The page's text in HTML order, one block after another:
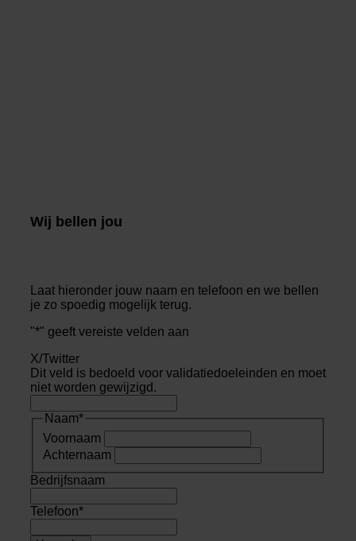
Wij bellen jou
Laat hieronder jouw naam en telefoon en we bellen
je zo spoedig mogelijk terug.
"*" geeft vereiste velden aan
X/Twitter
Dit veld is bedoeld voor validatiedoeleinden en moet
niet worden gewijzigd.
Naam*
Voornaam
Achternaam
Bedrijfsnaam
Telefoon*